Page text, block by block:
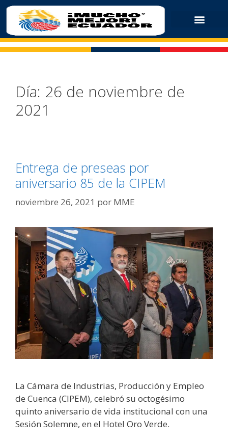
Día: 26 de noviembre de
2021
Entrega de preseas por
aniversario 85 de la CIPEM
noviembre 26, 2021 por MME
La Cámara de Industrias, Producción y Empleo
de Cuenca (CIPEM), celebró su octogésimo
quinto aniversario de vida institucional con una
Sesión Solemne, en el Hotel Oro Verde.